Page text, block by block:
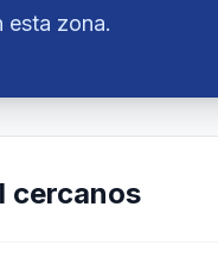
esta zona.
cercanos